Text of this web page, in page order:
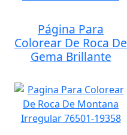
Página Para
Colorear De Roca De
Gema Brillante